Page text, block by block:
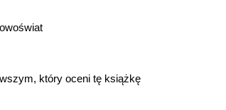
który oceni tę książkę